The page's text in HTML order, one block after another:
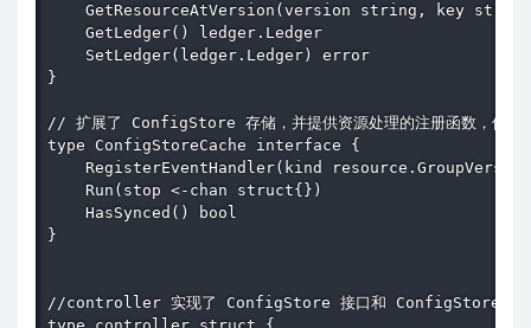
GetResourceAtVersion(version string, key
    GetLedger() ledger.Ledger
    SetLedger(ledger.Ledger) error
}
// 扩展了 ConfigStore 存储，并提供资源处理的注册函数，使用
type ConfigStoreCache interface {
RegisterEventHandler(kind
    Run(stop <-chan struct{})
    HasSynced() bool
}
//controller 实现了 ConfigStore 接口和